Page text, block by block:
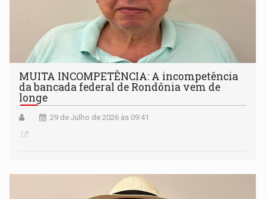
MUITA INCOMPETÊNCIA: A incompetência
da bancada federal de Rondônia vem de
longe
29 de Julho de 2026 às 09:41